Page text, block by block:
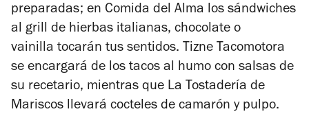
preparadas; en Comida del Alma los sándwiches
al grill de hierbas italianas, chocolate o
vainilla tocarán tus sentidos. Tizne Tacomotora
se encargará de los tacos al humo con salsas de
su recetario, mientras que La Tostadería de
Mariscos llevará cocteles de camarón y pulpo.